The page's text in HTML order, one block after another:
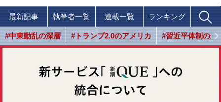
最新記事 執筆者一覧 連載一覧 ランキング
#中東動乱の深層 #トランプ2.0のアメリカ #習近平体制の光